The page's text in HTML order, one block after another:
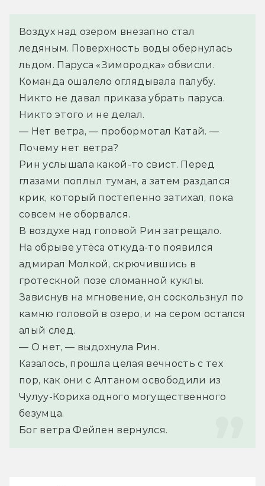
Воздух над озером внезапно стал
ледяным. Поверхность воды обернулась
льдом. Паруса «Зимородка» обвисли.
Команда ошалело оглядывала палубу.
Никто не давал приказа убрать паруса.
Никто этого и не делал.
— Нет ветра, — пробормотал Катай. —
Почему нет ветра?
Рин услышала какой-то свист. Перед
глазами поплыл туман, а затем раздался
крик, который постепенно затихал, пока
совсем не оборвался.
В воздухе над головой Рин затрещало.
На обрыве утёса откуда-то появился
адмирал Молкой, скрючившись в
гротескной позе сломанной куклы.
Зависнув на мгновение, он соскользнул по
камню головой в озеро, и на сером остался
алый след.
— О нет, — выдохнула Рин.
Казалось, прошла целая вечность с тех
пор, как они с Алтаном освободили из
Чулуу-Кориха одного могущественного
безумца.
Бог ветра Фейлен вернулся.